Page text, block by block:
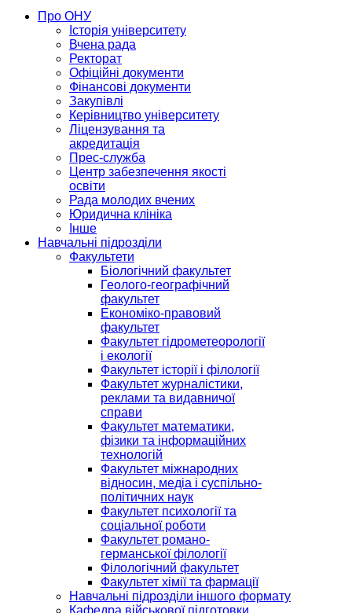
Про ОНУ
Історія університету
Вчена рада
Ректорат
Офіційні документи
Фінансові документи
Закупівлі
Керівництво університету
Ліцензування та
акредитація
Прес-служба
Центр забезпечення якості
освіти
Рада молодих вчених
Юридична клініка
Інше
Навчальні підрозділи
Факультети
Біологічний факультет
Геолого-географічний
факультет
Економіко-правовий
факультет
Факультет гідрометеорології
і екології
Факультет історії і філології
Факультет журналістики,
реклами та видавничої
справи
Факультет математики,
фізики та інформаційних
технологій
Факультет міжнародних
відносин, медіа і суспільно-
політичних наук
Факультет психології та
соціальної роботи
Факультет романо-
германської філології
Філологічний факультет
Факультет хімії та фармації
Навчальні підрозділи іншого формату
Кафедра військової підготовки